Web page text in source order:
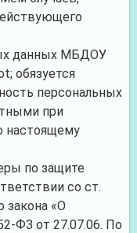
данных МБДОУ
обязуется
персональных
при
настоящему
по защите
со ст.
закона «О
ФЗ от 27.07.06. По